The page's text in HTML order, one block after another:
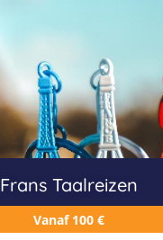
Frans Taalreizen
Vanaf 100 €